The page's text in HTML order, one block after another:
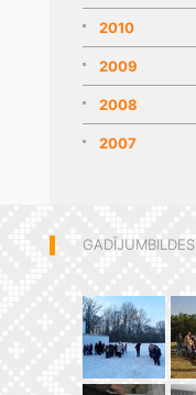
2010
2009
2008
2007
GADĪJUMBILDES